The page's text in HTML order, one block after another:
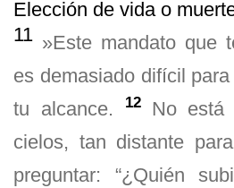
Elección de vida o
11 »Este mandato que
es demasiado difícil
tu alcance.
12 No está
cielos, tan distante
preguntar: “¿Quién